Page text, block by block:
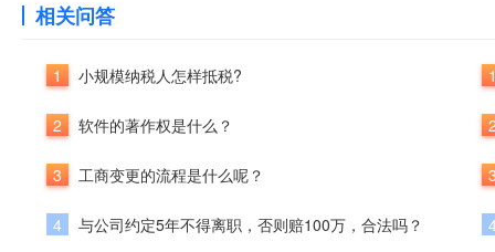
相关问答
1 小规模纳税人怎样抵税?
2 软件的著作权是什么？
3 工商变更的流程是什么呢？
4 与公司约定5年不得离职，否则赔100万，合法吗？